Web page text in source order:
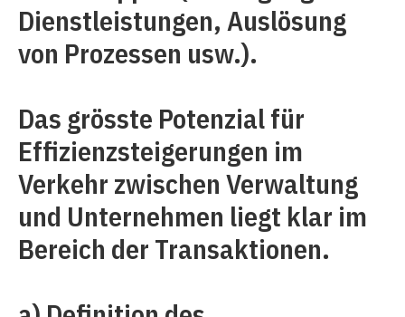
Dienstleistungen, Auslösung
von Prozessen usw.).
Das grösste Potenzial für
Effizienzsteigerungen im
Verkehr zwischen Verwaltung
und Unternehmen liegt klar im
Bereich der Transaktionen.